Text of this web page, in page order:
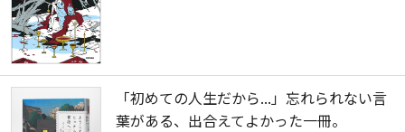
「初めての人生だから...」忘れられない言
葉がある、出合えてよかった一冊。